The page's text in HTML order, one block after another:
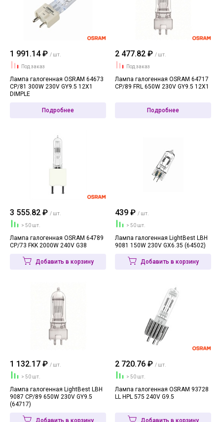
1 991.14 ₽ / шт.
Под заказ
Лампа галогенная OSRAM 64673
CP/81 300W 230V GY9.5 12X1
DIMPLE
Подробнее
2 477.82 ₽ / шт.
Под заказ
Лампа галогенная OSRAM 64717
CP/89 FRL 650W 230V GY9.5 12X1
Подробнее
3 555.82 ₽ / шт.
> 50 шт.
Лампа галогенная OSRAM 64789
CP/73 FKK 2000W 240V G38
Добавить в корзину
439 ₽ / шт.
> 50 шт.
Лампа галогенная LightBest LBH
9081 150W 230V GX6.35 (64502)
Добавить в корзину
1 132.17 ₽ / шт.
> 50 шт.
Лампа галогенная LightBest LBH
9087 CP/89 650W 230V GY9.5
(64717)
Добавить в корзину
2 720.76 ₽ / шт.
> 50 шт.
Лампа галогенная OSRAM 93728
LL HPL 575 240V G9.5
Добавить в корзину